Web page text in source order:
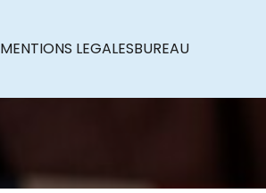
MENTIONS LEGALESBUREAU